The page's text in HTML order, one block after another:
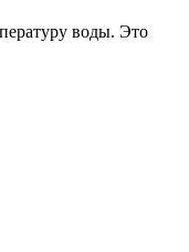
воды. Это